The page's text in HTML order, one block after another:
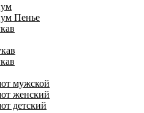
Пенье
мужской
женский
детский